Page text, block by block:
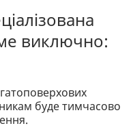
виключно:
буде тимчасово